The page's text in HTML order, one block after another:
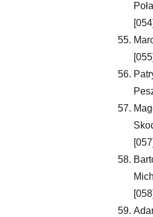
[054]
[055]
[057]
[058]